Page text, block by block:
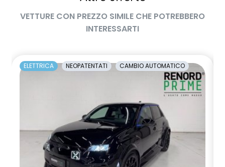
Pack standard connectivity tramite app my rnlt
predisposizione alcolock / alcol interlock
retrovisore interno fotocromatico Frame Less senza cornice
retrovisori esterni richiudibili elettricamente
sedili posteriori ripiegabili 1/3 - 2/3
VETTURE CON PREZZO SIMILE CHE POTREBBERO
INTERESSARTI
ELETTRICA NEOPATENTATI CAMBIO AUTOMATICO